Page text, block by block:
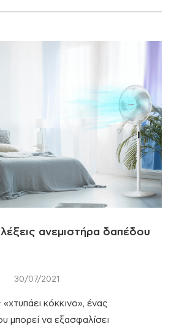
ανεμιστήρα δαπέδου
30/07/2021
κόκκινο», ένας
μπορεί να εξασφαλίσει